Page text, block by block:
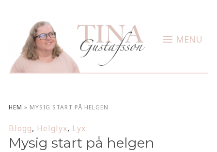
MENU
HEM » MYSIG START PÅ HELGEN
Blogg, Helglyx, Lyx
Mysig start på helgen